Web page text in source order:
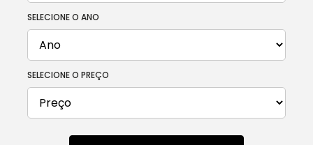
SELECIONE O ANO
SELECIONE O PREÇO